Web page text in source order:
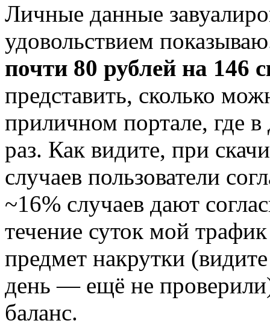
Личные данные
удовольствием
почти 80 рублей на 146
представить, сколько
приличном портале, где
раз. Как видите, при
случаев пользователи
~16% случаев дают
течение суток мой
предмет накрутки
день — ещё не
баланс.